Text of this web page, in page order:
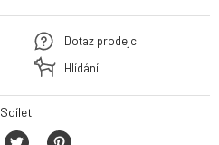
Dotaz prodejci
Hlídání
Sdílet